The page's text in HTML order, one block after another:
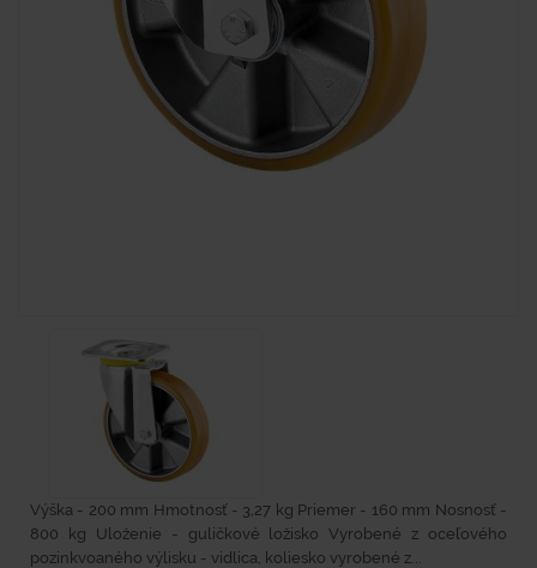
Výška - 200 mm Hmotnosť - 3,27 kg Priemer - 160 mm Nosnosť -
800 kg Uloženie - guličkové ložisko Vyrobené z oceľového
pozinkvoaného výlisku - vidlica, koliesko vyrobené z...